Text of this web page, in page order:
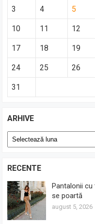
3 4 5
10 11 12
17 18 19
24 25 26
31
ARHIVE
Arhive
RECENTE
Pantalonii
se poartă
august 5, 2026